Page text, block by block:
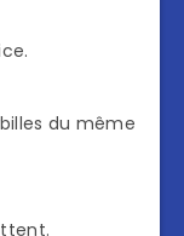
du même